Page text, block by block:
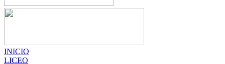
INICIO
LICEO